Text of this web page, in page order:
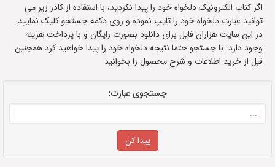
اگر کتاب الکترونیک دلخواه خود را پیدا نکردید، با استفاده از کادر زیر می
توانید عبارت دلخواه خود را تایپ نموده و روی دکمه جستجو کلیک نمایید.
در این سایت هزاران فایل برای دانلود بصورت رایگان و با پرداخت هزینه
وجود دارد. با جستجو حتما نتیجه دلخواه خود را پیدا خواهید کرد.همچنین
قبل از خرید اطلاعات و شرح محصول را بخوانید
جستجوی عبارت: